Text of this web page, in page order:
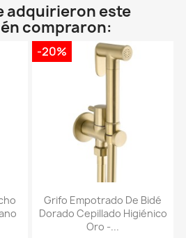
adquirieron este
compraron:
Grifo Empotrado De Bidé
Dorado Cepillado Higiénico
Oro -...
-20%